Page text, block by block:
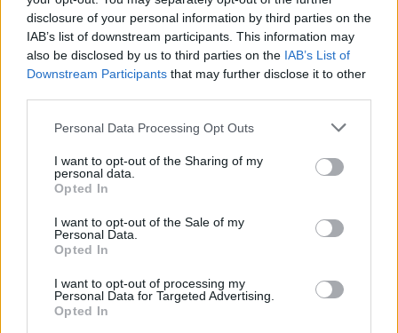
disclosure of your personal information by third parties on the
IAB’s list of downstream participants. This information may
also be disclosed by us to third parties on the IAB’s List of
Downstream Participants that may further disclose it to other
Personal Data Processing Opt Outs
I want to opt-out of the Sharing of my
personal data.
Opted In
I want to opt-out of the Sale of my
Personal Data.
Opted In
I want to opt-out of processing my
Personal Data for Targeted Advertising.
Opted In
θα σας
αναστατώσει.
αναστατώσεις!
ΤΟΞΟΤΗΣ
εμπλακείτε σε
διαφωνίες με
συναδέλφους.
ΑΙΓΟΚΕΡΩΣ
ΥΔΡΟΧΟΟΣ